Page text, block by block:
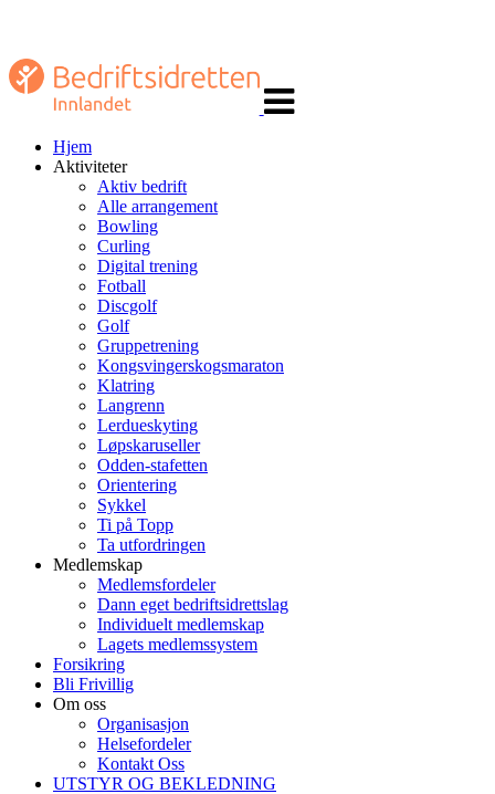
navigasjon
Hjem
Aktiviteter
Aktiv bedrift
Alle arrangement
Bowling
Curling
Digital trening
Fotball
Discgolf
Golf
Gruppetrening
Kongsvingerskogsmaraton
Klatring
Langrenn
Lerdueskyting
Løpskaruseller
Odden-stafetten
Orientering
Sykkel
Ti på Topp
Ta utfordringen
Medlemskap
Medlemsfordeler
Dann eget bedriftsidrettslag
Individuelt medlemskap
Lagets medlemssystem
Forsikring
Bli Frivillig
Om oss
Organisasjon
Helsefordeler
Kontakt Oss
UTSTYR OG BEKLEDNING